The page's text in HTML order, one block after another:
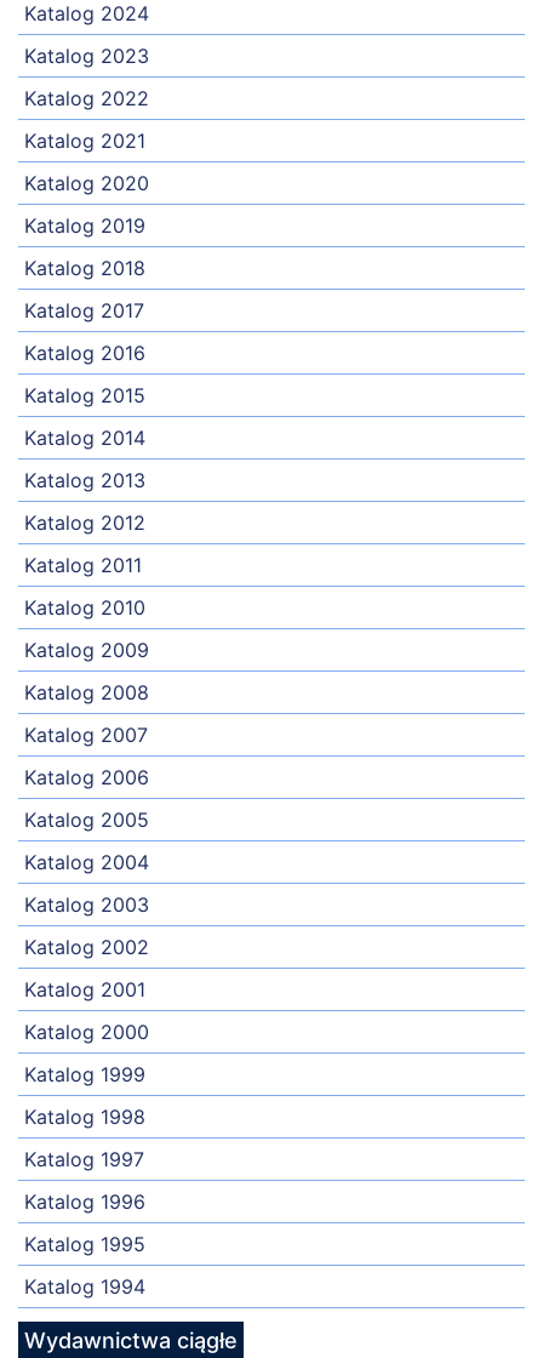
Katalog 2024
Katalog 2023
Katalog 2022
Katalog 2021
Katalog 2020
Katalog 2019
Katalog 2018
Katalog 2017
Katalog 2016
Katalog 2015
Katalog 2014
Katalog 2013
Katalog 2012
Katalog 2011
Katalog 2010
Katalog 2009
Katalog 2008
Katalog 2007
Katalog 2006
Katalog 2005
Katalog 2004
Katalog 2003
Katalog 2002
Katalog 2001
Katalog 2000
Katalog 1999
Katalog 1998
Katalog 1997
Katalog 1996
Katalog 1995
Katalog 1994
Wydawnictwa ciągłe